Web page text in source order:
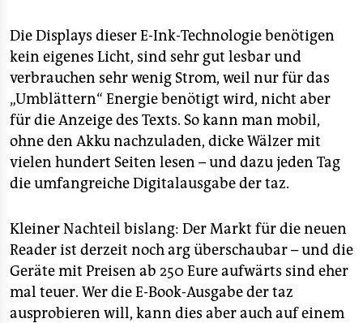
Die Displays dieser E-Ink-Technologie benötigen
kein eigenes Licht, sind sehr gut lesbar und
verbrauchen sehr wenig Strom, weil nur für das
„Umblättern“ Energie benötigt wird, nicht aber
für die Anzeige des Texts. So kann man mobil,
ohne den Akku nachzuladen, dicke Wälzer mit
vielen hundert Seiten lesen – und dazu jeden Tag
die umfangreiche Digitalausgabe der taz.
Kleiner Nachteil bislang: Der Markt für die neuen
Reader ist derzeit noch arg überschaubar – und die
Geräte mit Preisen ab 250 Eure aufwärts sind eher
mal teuer. Wer die E-Book-Ausgabe der taz
ausprobieren will, kann dies aber auch auf einem